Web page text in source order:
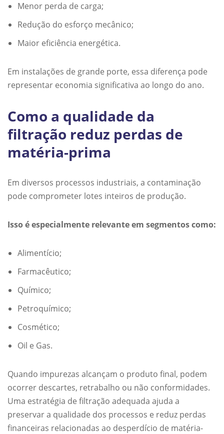
Menor perda de carga;
Redução do esforço mecânico;
Maior eficiência energética.
Em instalações de grande porte, essa diferença pode
representar economia significativa ao longo do ano.
Como a qualidade da
filtração reduz perdas de
matéria-prima
Em diversos processos industriais, a contaminação
pode comprometer lotes inteiros de produção.
Isso é especialmente relevante em segmentos como:
Alimentício;
Farmacêutico;
Químico;
Petroquímico;
Cosmético;
Oil e Gas.
Quando impurezas alcançam o produto final, podem
ocorrer descartes, retrabalho ou não conformidades.
Uma estratégia de filtração adequada ajuda a
preservar a qualidade dos processos e reduz perdas
financeiras relacionadas ao desperdício de matéria-